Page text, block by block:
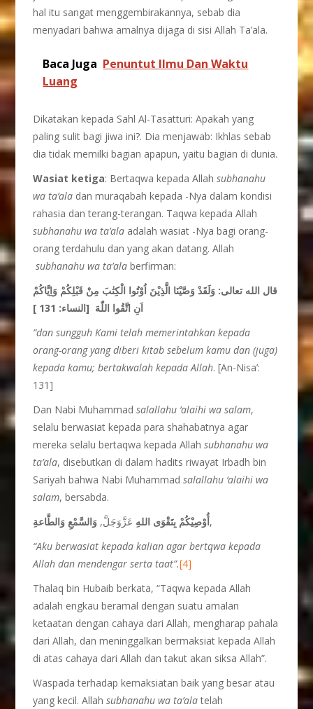
hal itu sangat menggembirakannya, sebab dia
menyadari bahwa amalnya dijaga di sisi Allah Ta’ala.
Baca Juga Penuntut Ilmu Dan Waktu
Luang
Dikatakan kepada Sahl Al-Tasatturi: Apakah yang
paling sulit bagi jiwa ini?. Dia menjawab: Ikhlas sebab
dia tidak memilki bagian apapun, yaitu bagian di dunia.
Wasiat ketiga: Bertaqwa kepada Allahsubhanahu
wa ta’ala dan muraqabah kepada -Nya dalam kondisi
rahasia dan terang-terangan. Taqwa kepada Allah
subhanahu wa ta’ala adalah wasiat -Nya bagi orang-
orang terdahulu dan yang akan datang. Allah
subhanahu wa ta’ala berfirman:
قال الله تعالى: وَلَقَدْ وَصَّيْنَا الَّذِيْنَ اُوْتُوا الْكِتٰبَ مِنْ قَبْلِكُمْ وَاِيَّاكُمْ
اَنِ اتَّقُوا اللّٰهَ [النساء: 131 ]
“dan sungguh Kami telah memerintahkan kepada
orang-orang yang diberi kitab sebelum kamu dan (juga)
kepada kamu; bertakwalah kepada Allah. [An-Nisa’:
131]
Dan Nabi Muhammadsalallahu ‘alaihi wa salam,
selalu berwasiat kepada para shahabatnya agar
mereka selalu bertaqwa kepada Allahsubhanahu wa
ta’ala, disebutkan di dalam hadits riwayat Irbadh bin
Sariyah bahwa Nabi Muhammadsalallahu ‘alaihi wa
salam, bersabda.
أُوْصِيْكُمْ بِتَقْوَى اللهِ عَزَّوَجَلَّ, وَالسَّمْعِ وَالطَّاعةِ
,
“Aku berwasiat kepada kalian agar bertqwa kepada
Allah dan mendengar serta taat”.[4]
Thalaq bin Hubaib berkata, “Taqwa kepada Allah
adalah engkau beramal dengan suatu amalan
ketaatan dengan cahaya dari Allah, mengharap pahala
dari Allah, dan meninggalkan bermaksiat kepada Allah
di atas cahaya dari Allah dan takut akan siksa Allah”.
Waspada terhadap kemaksiatan baik yang besar atau
yang kecil. Allahsubhanahu wa ta’alatelah